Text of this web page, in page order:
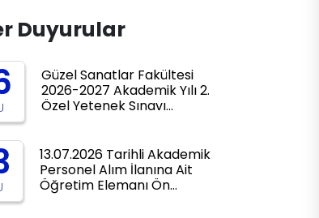
Duyurular
Güzel Sanatlar Fakültesi
2026-2027 Akademik Yılı 2.
Özel Yetenek Sınavı…
13.07.2026 Tarihli Akademik
Personel Alım İlanına Ait
Öğretim Elemanı Ön…